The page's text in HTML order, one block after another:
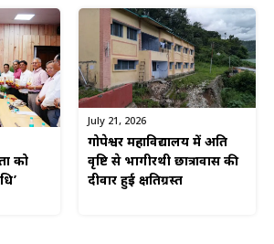
को
July 21, 2026
गोपेश्वर महाविद्यालय में अति
वृष्टि से भागीरथी छात्रावास की
दीवार हुई क्षतिग्रस्त